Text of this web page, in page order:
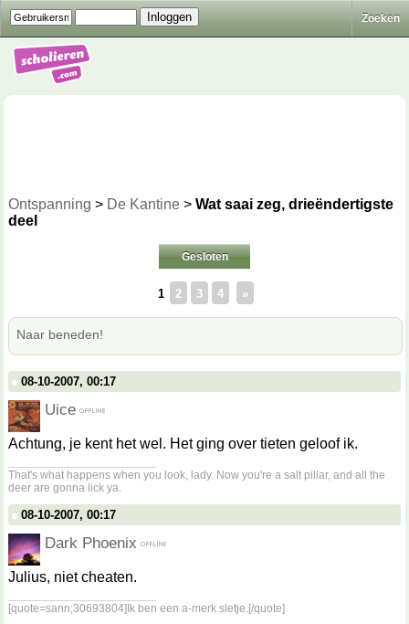
Zoeken
Ontspanning > De Kantine > Wat saai zeg, drieëndertigste
deel
Gesloten
1 2 3 4 »
Naar beneden!
08-10-2007, 00:17
Uice
Achtung, je kent het wel. Het ging over tieten geloof ik.
That's what happens when you look, lady. Now you're a salt pillar, and all the
deer are gonna lick ya.
08-10-2007, 00:17
Dark Phoenix
Julius, niet cheaten.
[quote=sann;30693804]Ik ben een a-merk sletje.[/quote]